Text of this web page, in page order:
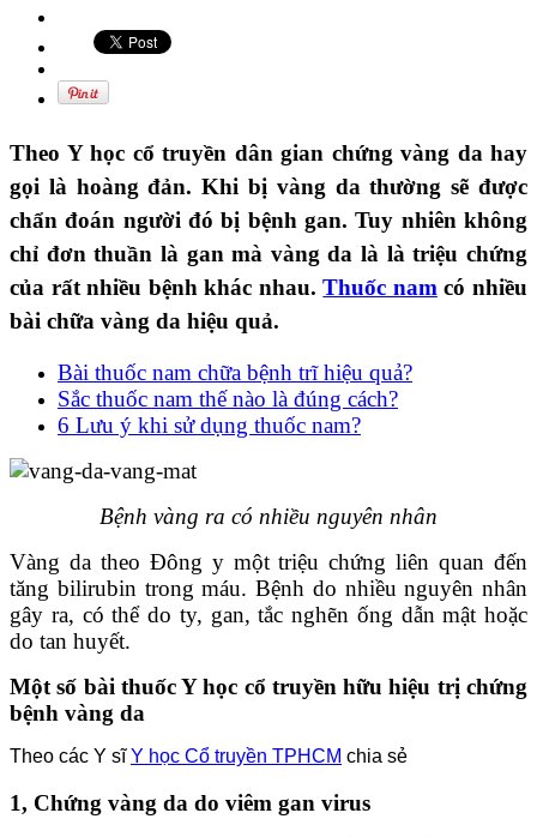
Theo Y học cổ truyền dân gian chứng vàng da hay
gọi là hoàng đản. Khi bị vàng da thường sẽ được
chẩn đoán người đó bị bệnh gan. Tuy nhiên không
chỉ đơn thuần là gan mà vàng da là là triệu chứng
của rất nhiều bệnh khác nhau.Thuốc namcó nhiều
bài chữa vàng da hiệu quả.
Bài thuốc nam chữa bệnh trĩ hiệu quả?
Sắc thuốc nam thế nào là đúng cách?
6 Lưu ý khi sử dụng thuốc nam?
Bệnh vàng ra có nhiều nguyên nhân
Vàng da theo Đông y một triệu chứng liên quan đến
tăng bilirubin trong máu. Bệnh do nhiều nguyên nhân
gây ra, có thể do ty, gan, tắc nghẽn ống dẫn mật hoặc
do tan huyết.
Một số bài thuốc Y học cổ truyền hữu hiệu trị chứng
bệnh vàng da
Theo các Y sĩY học Cổ truyền TPHCM chia sẻ
1, Chứng vàng da do viêm gan virus